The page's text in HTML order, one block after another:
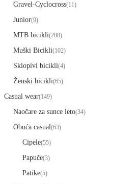
Gravel-Cyclocross(11)
Junior(9)
MTB bicikli(208)
Muški Bicikli(102)
Sklopivi bicikli(4)
Ženski bicikli(65)
Casual wear(149)
Naočare za sunce leto(34)
Obuća casual(63)
Cipele(55)
Papuče(3)
Patike(5)